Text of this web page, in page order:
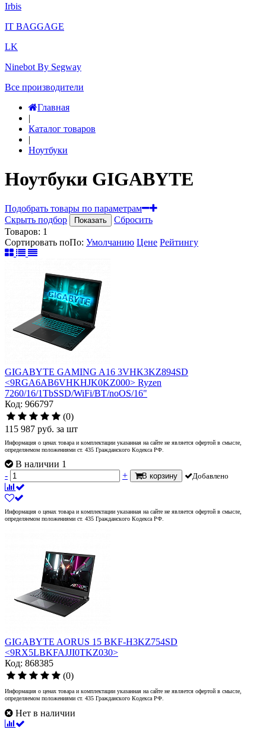
Irbis
IT BAGGAGE
LK
Ninebot By Segway
Все производители
Главная
|
Каталог товаров
|
Ноутбуки
Ноутбуки GIGABYTE
Подобрать товары по параметрам
Скрыть подбор
Показать
Сбросить
Товаров: 1
Сортировать поПо: Умолчанию Цене Рейтингу
GIGABYTE GAMING A16 3VHK3KZ894SD
<9RGA6AB6VHKHJK0KZ000> Ryzen
7260/16/1TbSSD/WiFi/BT/noOS/16"
Код: 966797
(0)
115 987 руб. за шт
Информация о ценах товара и комплектации указанная на сайте не является офертой в смысле,
определяемом положениями ст. 435 Гражданского Кодекса РФ.
В наличии 1
-
+ В корзину Добавлено
Информация о ценах товара и комплектации указанная на сайте не является офертой в смысле,
определяемом положениями ст. 435 Гражданского Кодекса РФ.
GIGABYTE AORUS 15 BKF-H3KZ754SD
<9RX5LBKFAJJI0TKZ030>
Код: 868385
(0)
Информация о ценах товара и комплектации указанная на сайте не является офертой в смысле,
определяемом положениями ст. 435 Гражданского Кодекса РФ.
Нет в наличии